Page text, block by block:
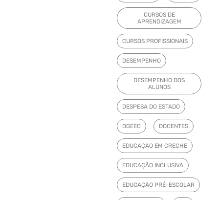
CURSOS DE
APRENDIZAGEM
CURSOS PROFISSIONAIS
DESEMPENHO
DESEMPENHO DOS
ALUNOS
DESPESA DO ESTADO
DGEEC DOCENTES
EDUCAÇÃO EM CRECHE
EDUCAÇÃO INCLUSIVA
EDUCAÇÃO PRÉ-ESCOLAR